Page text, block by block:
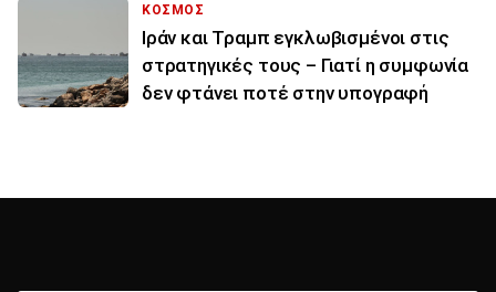
ΚΟΣΜΟΣ
Ιράν και Τραμπ εγκλωβισμένοι στις
στρατηγικές τους – Γιατί η συμφωνία
δεν φτάνει ποτέ στην υπογραφή